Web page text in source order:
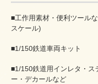
■工作用素材・便利ツール
スケール)
■1/150鉄道車両キット
■1/150鉄道用インレタ・ス
ー・デカールなど